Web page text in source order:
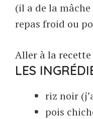
(il a de la
repas froid ou
Aller à la recette
LES
riz noir
pois